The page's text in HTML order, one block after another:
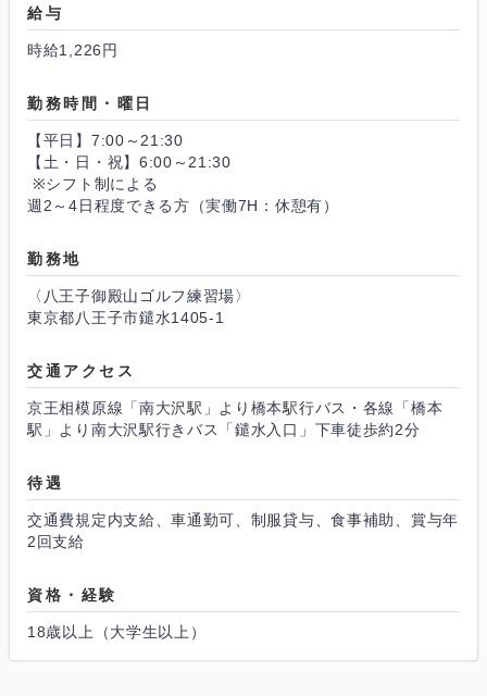
給与
時給1,226円
勤務時間・曜日
【平日】7:00～21:30
【土・日・祝】6:00～21:30
※シフト制による
週2～4日程度できる方（実働7H：休憩有）
勤務地
〈八王子御殿山ゴルフ練習場〉
東京都八王子市鑓水1405-1
交通アクセス
京王相模原線「南大沢駅」より橋本駅行バス・各線「橋本
駅」より南大沢駅行きバス「鑓水入口」下車徒歩約2分
待遇
交通費規定内支給、車通勤可、制服貸与、食事補助、賞与年
2回支給
資格・経験
18歳以上（大学生以上）